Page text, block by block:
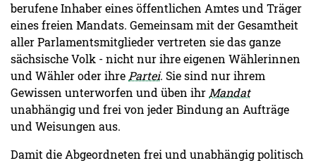
berufene Inhaber eines öffentlichen Amtes und Träger
eines freien Mandats. Gemeinsam mit der Gesamtheit
aller Parlamentsmitglieder vertreten sie das ganze
sächsische Volk - nicht nur ihre eigenen Wählerinnen
und Wähler oder ihre Partei. Sie sind nur ihrem
Gewissen unterworfen und üben ihr Mandat
unabhängig und frei von jeder Bindung an Aufträge
und Weisungen aus.
Damit die Abgeordneten frei und unabhängig politisch